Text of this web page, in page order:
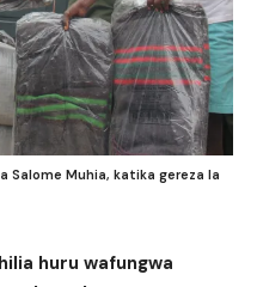
Salome Muhia, katika gereza la
huru wafungwa